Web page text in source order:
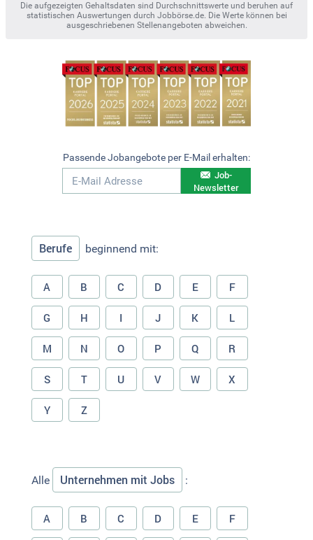
Die aufgezeigten Gehaltsdaten sind Durchschnittswerte und beruhen auf
statistischen Auswertungen durch Jobbörse.de. Die Werte können bei
ausgeschriebenen Stellenangeboten abweichen.
Passende Jobangebote per E-Mail erhalten:
Job-
Newsletter
Berufe beginnend mit:
A B C D E F
G H I J K L
M N O P Q R
S T U V W X
Y Z
Alle Unternehmen mit Jobs :
A B C D E F